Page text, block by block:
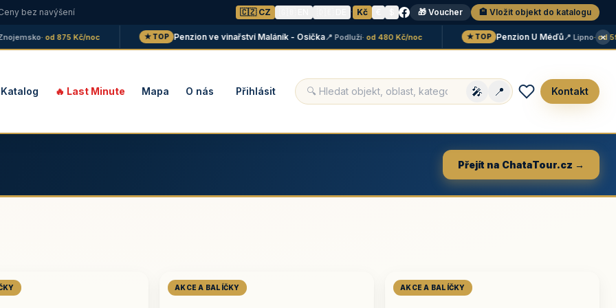
bez navýšení 🇨🇿 CZ · Kč 🎁 Voucher 🏨 Vložit objekt do katalogu
· od 875 Kč/noc ★ TOP Penzion ve vinařství Maláník - Osička📍 Podluží· od 480 Kč/noc ★ TOP Penzion U Méďů📍 Lipno· od 590
×
Katalog 🔥 Last Minute Mapa O nás Přihlásit 🎤 📍 Kontakt
Přejít na ChataTour.cz →
AKCE A BALÍČKY AKCE A BALÍČKY